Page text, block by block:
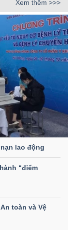
Xem thêm >>>
lao động
“điểm
toàn và Vệ